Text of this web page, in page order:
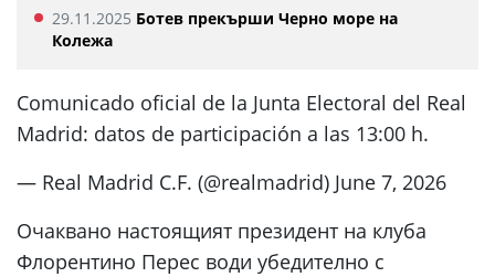
29.11.2025 Ботев прекърши Черно море на
Колежа
Comunicado oficial de la Junta Electoral del Real
Madrid: datos de participación a las 13:00 h.
— Real Madrid C.F. (@realmadrid) June 7, 2026
Очаквано настоящият президент на клуба
Флорентино Перес води убедително с